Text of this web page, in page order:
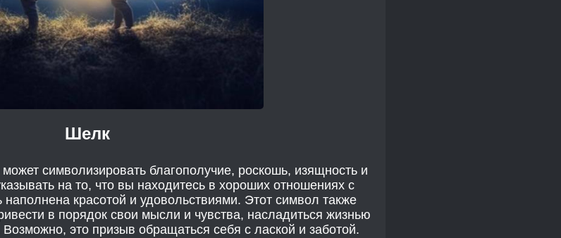
Шелк
символизировать благополучие, роскошь, изящность и
на то, что вы находитесь в хороших отношениях с
красотой и удовольствиями. Этот символ также
в порядок свои мысли и чувства, насладиться жизнью
это призыв обращаться себя с лаской и заботой.